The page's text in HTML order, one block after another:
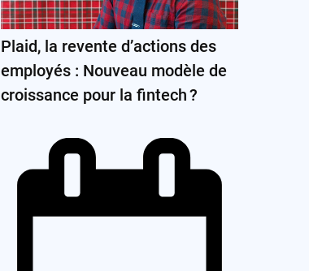
Plaid, la revente d’actions des
employés : Nouveau modèle de
croissance pour la fintech ?